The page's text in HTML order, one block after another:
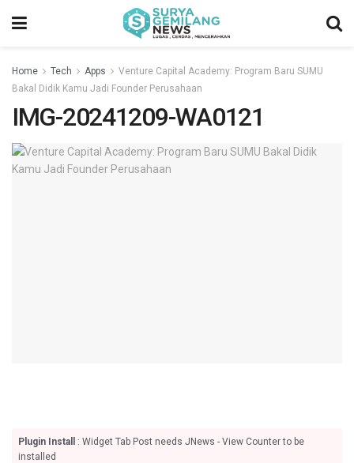
Home Tech Apps
Venture Capital Academy: Program Baru SUMU
Bakal Didik Kamu Jadi Founder Perusahaan
IMG-20241209-WA0121
Plugin Install
: Widget Tab Post needs JNews - View Counter to be
installed